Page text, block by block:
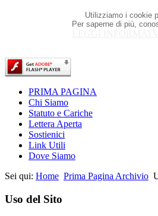
Utilizziamo i cookie
Per saperne di più,
PRIMA PAGINA
Chi Siamo
Statuto e Cariche
Lettera Aperta
Sostienici
Link Utili
Dove Siamo
Sei qui: Home Prima Pagina Archivio
Uso del Sito